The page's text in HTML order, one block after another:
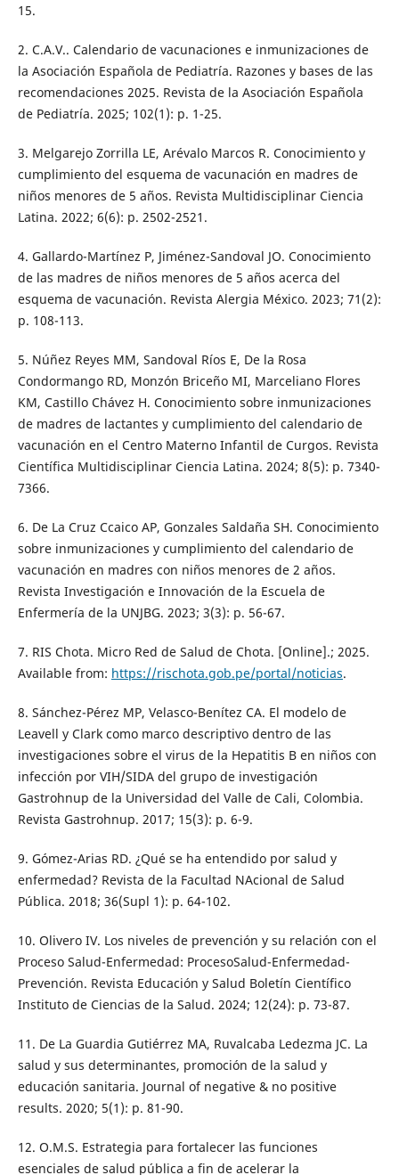
15.
2. C.A.V.. Calendario de vacunaciones e inmunizaciones de
la Asociación Española de Pediatría. Razones y bases de las
recomendaciones 2025. Revista de la Asociación Española
de Pediatría. 2025; 102(1): p. 1-25.
3. Melgarejo Zorrilla LE, Arévalo Marcos R. Conocimiento y
cumplimiento del esquema de vacunación en madres de
niños menores de 5 años. Revista Multidisciplinar Ciencia
Latina. 2022; 6(6): p. 2502-2521.
4. Gallardo-Martínez P, Jiménez-Sandoval JO. Conocimiento
de las madres de niños menores de 5 años acerca del
esquema de vacunación. Revista Alergia México. 2023; 71(2):
p. 108-113.
5. Núñez Reyes MM, Sandoval Ríos E, De la Rosa
Condormango RD, Monzón Briceño MI, Marceliano Flores
KM, Castillo Chávez H. Conocimiento sobre inmunizaciones
de madres de lactantes y cumplimiento del calendario de
vacunación en el Centro Materno Infantil de Curgos. Revista
Científica Multidisciplinar Ciencia Latina. 2024; 8(5): p. 7340-
7366.
6. De La Cruz Ccaico AP, Gonzales Saldaña SH. Conocimiento
sobre inmunizaciones y cumplimiento del calendario de
vacunación en madres con niños menores de 2 años.
Revista Investigación e Innovación de la Escuela de
Enfermería de la UNJBG. 2023; 3(3): p. 56-67.
7. RIS Chota. Micro Red de Salud de Chota. [Online].; 2025.
Available from: https://rischota.gob.pe/portal/noticias.
8. Sánchez-Pérez MP, Velasco-Benítez CA. El modelo de
Leavell y Clark como marco descriptivo dentro de las
investigaciones sobre el virus de la Hepatitis B en niños con
infección por VIH/SIDA del grupo de investigación
Gastrohnup de la Universidad del Valle de Cali, Colombia.
Revista Gastrohnup. 2017; 15(3): p. 6-9.
9. Gómez-Arias RD. ¿Qué se ha entendido por salud y
enfermedad? Revista de la Facultad NAcional de Salud
Pública. 2018; 36(Supl 1): p. 64-102.
10. Olivero IV. Los niveles de prevención y su relación con el
Proceso Salud-Enfermedad: ProcesoSalud-Enfermedad-
Prevención. Revista Educación y Salud Boletín Científico
Instituto de Ciencias de la Salud. 2024; 12(24): p. 73-87.
11. De La Guardia Gutiérrez MA, Ruvalcaba Ledezma JC. La
salud y sus determinantes, promoción de la salud y
educación sanitaria. Journal of negative & no positive
results. 2020; 5(1): p. 81-90.
12. O.M.S. Estrategia para fortalecer las funciones
esenciales de salud pública a fin de acelerar la